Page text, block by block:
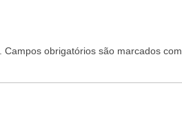
Campos obrigatórios são marcados com